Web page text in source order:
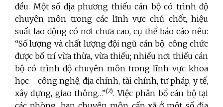
đều. Một số địa phương thiếu cán bộ có trình độ
chuyên môn trong các lĩnh vực chủ chốt, hiệu
suất lao động có nơi chưa cao, cụ thể báo cáo nêu:
“Số lượng và chất lượng đội ngũ cán bộ, công chức
được bố trí vừa thừa, vừa thiếu; nhiều nơi thiếu cán
bộ có trình độ chuyên môn trong lĩnh vực khoa
học - công nghệ, địa chính, tài chính, tư pháp, y tế,
xây dựng, giao thông…”(2). Việc phân bổ cán bộ tại